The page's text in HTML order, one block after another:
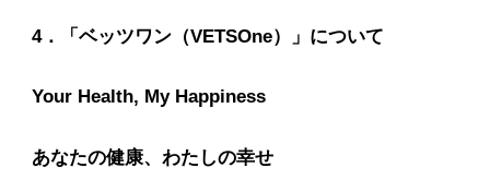
4．「ベッツワン（VETSOne）」について
Your Health, My Happiness
あなたの健康、わたしの幸せ